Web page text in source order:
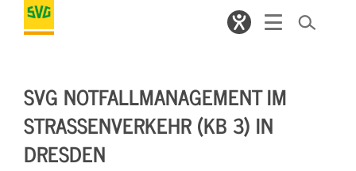
SVG NOTFALLMANAGEMENT IM
STRASSENVERKEHR (KB 3) IN D
RESDEN